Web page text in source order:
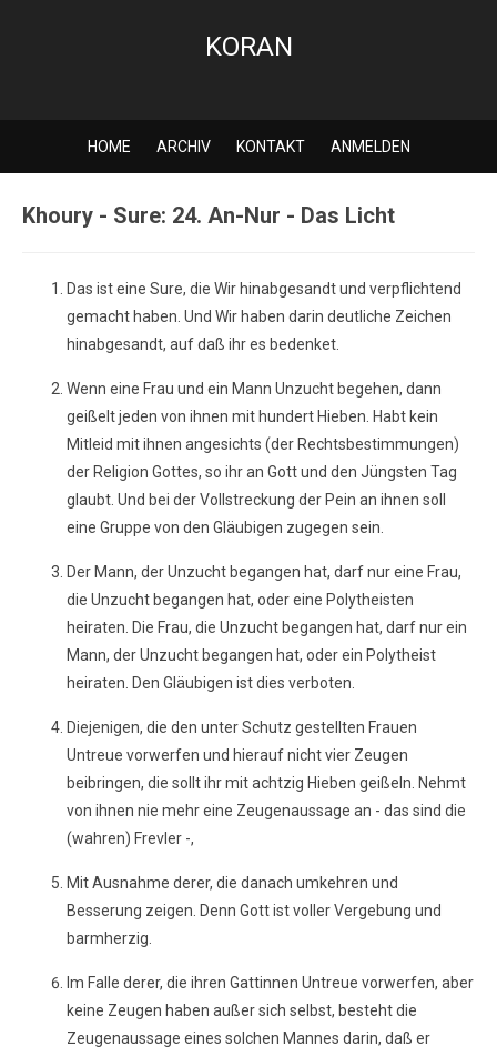
KORAN
HOME ARCHIV KONTAKT ANMELDEN
Khoury - Sure: 24. An-Nur - Das Licht
Das ist eine Sure, die Wir hinabgesandt und verpflichtend
gemacht haben. Und Wir haben darin deutliche Zeichen
hinabgesandt, auf daß ihr es bedenket.
Wenn eine Frau und ein Mann Unzucht begehen, dann
geißelt jeden von ihnen mit hundert Hieben. Habt kein
Mitleid mit ihnen angesichts (der Rechtsbestimmungen)
der Religion Gottes, so ihr an Gott und den Jüngsten Tag
glaubt. Und bei der Vollstreckung der Pein an ihnen soll
eine Gruppe von den Gläubigen zugegen sein.
Der Mann, der Unzucht begangen hat, darf nur eine Frau,
die Unzucht begangen hat, oder eine Polytheisten
heiraten. Die Frau, die Unzucht begangen hat, darf nur ein
Mann, der Unzucht begangen hat, oder ein Polytheist
heiraten. Den Gläubigen ist dies verboten.
Diejenigen, die den unter Schutz gestellten Frauen
Untreue vorwerfen und hierauf nicht vier Zeugen
beibringen, die sollt ihr mit achtzig Hieben geißeln. Nehmt
von ihnen nie mehr eine Zeugenaussage an - das sind die
(wahren) Frevler -,
Mit Ausnahme derer, die danach umkehren und
Besserung zeigen. Denn Gott ist voller Vergebung und
barmherzig.
Im Falle derer, die ihren Gattinnen Untreue vorwerfen, aber
keine Zeugen haben außer sich selbst, besteht die
Zeugenaussage eines solchen Mannes darin, daß er